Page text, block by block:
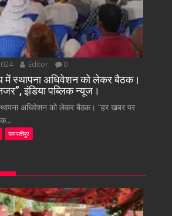
Editor 0
में स्थापना अधिवेशन को लेकर बैठक।
इंडिया पब्लिक न्यूज।
अधिवेशन को लेकर बैठक। “हर खबर पर
समस्तीपुर